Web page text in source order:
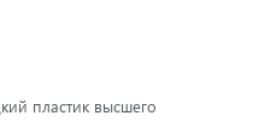
пластик высшего